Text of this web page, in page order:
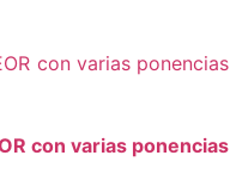
con varias ponencias